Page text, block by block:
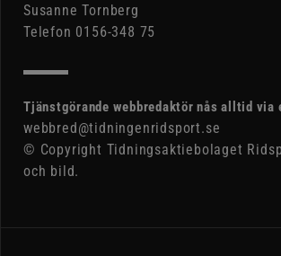
Susanne Tornberg
Telefon 0156-348 75
Tjänstgörande webbredaktör nås alltid via
webbred@tidningenridsport.se
© Copyright Tidningsaktiebolaget
och bild.